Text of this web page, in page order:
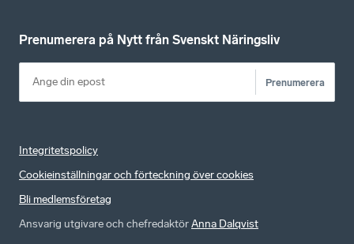
Prenumerera på Nytt från Svenskt Näringsliv
Prenumerera
Integritetspolicy
Cookieinställningar och förteckning över cookies
Bli medlemsföretag
Ansvarig utgivare och chefredaktörAnna Dalqvist